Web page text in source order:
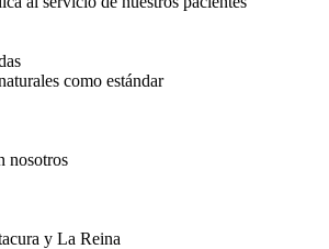
como estándar
nosotros
y La Reina